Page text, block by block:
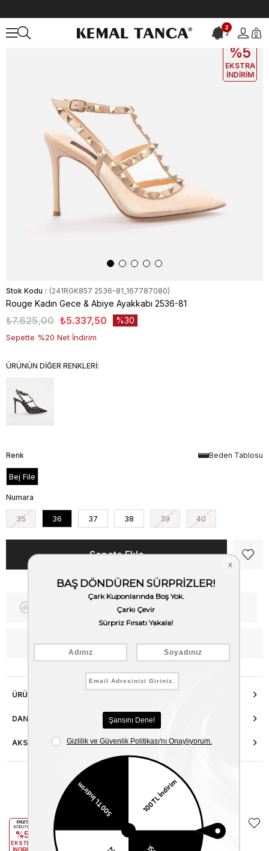
2
2 0
EKLE5
%5
EKSTRA
İNDİRİM
Stok Kodu (241RGK857 2536-81_167787080)
Rouge Kadın Gece & Abiye Ayakkabı 2536-81
₺7.625,00 ₺5.337,50 30
Sepette %20 Net İndirim
ÜRÜNÜN DİĞER RENKLERİ:
Beden Tablosu
Renk
Bej File
Numara
35 36 37 38 39 40
Fiyat Düşünce Haber Ver
WhatsApp’tan Bilgi Al
ÜRÜN ÖZELLIKLERI
DANIŞMA HATTI
AKSESUAR ONARIMI
Benzer Ürünler
EKLE5
KODUYLA
%5
EKSTRA
İNDİRİM